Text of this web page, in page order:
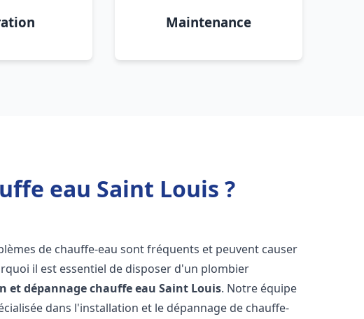
Maintenance
eau Saint Louis ?
de chauffe-eau sont fréquents et peuvent causer
il est essentiel de disposer d'un plombier
et dépannage chauffe eau Saint Louis. Notre équipe
dans l'installation et le dépannage de chauffe-